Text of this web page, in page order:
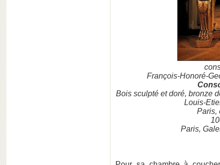
François-Honoré-
Bois sculpté et doré, bronze
Louis-
Paris,
Paris,